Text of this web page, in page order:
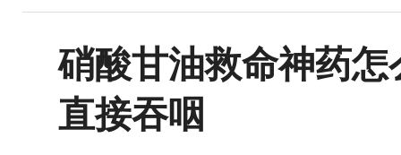
硝酸甘油救命神药
直接吞咽